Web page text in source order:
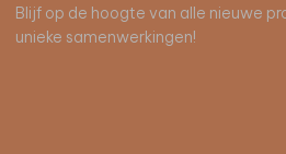
Blijf op de hoogte van alle nieuwe
unieke samenwerkingen!